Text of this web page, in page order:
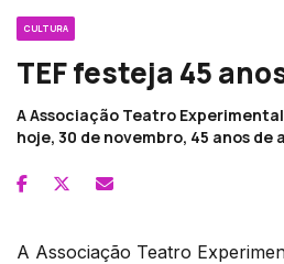
CULTURA
TEF festeja 45
A Associação Teatro
hoje, 30 de novembro, 45 anos de
A Associação Teatro